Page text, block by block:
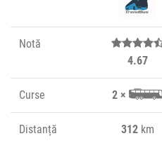
Notă
4.67
Curse 2 ×
Distanță 312km